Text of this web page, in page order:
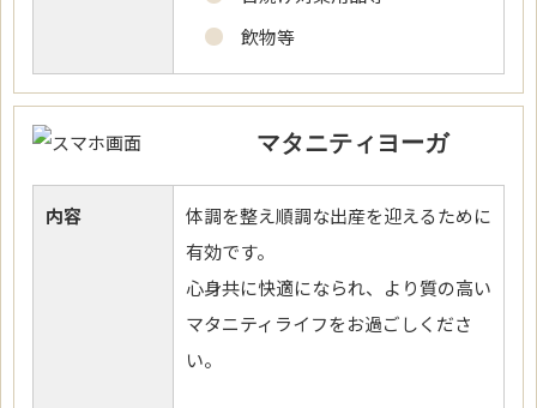
飲物等
マタニティヨーガ
内容
体調を整え順調な出産を迎えるために
有効です。
心身共に快適になられ、より質の高い
マタニティライフをお過ごしくださ
い。